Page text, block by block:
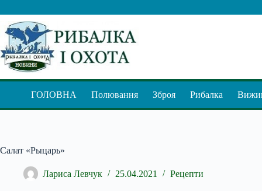
до
вмісту
ГОЛОВНА Полювання Зброя Рибалка
Салат «Рыцарь»
Лариса Левчук 25.04.2021 Рецепти